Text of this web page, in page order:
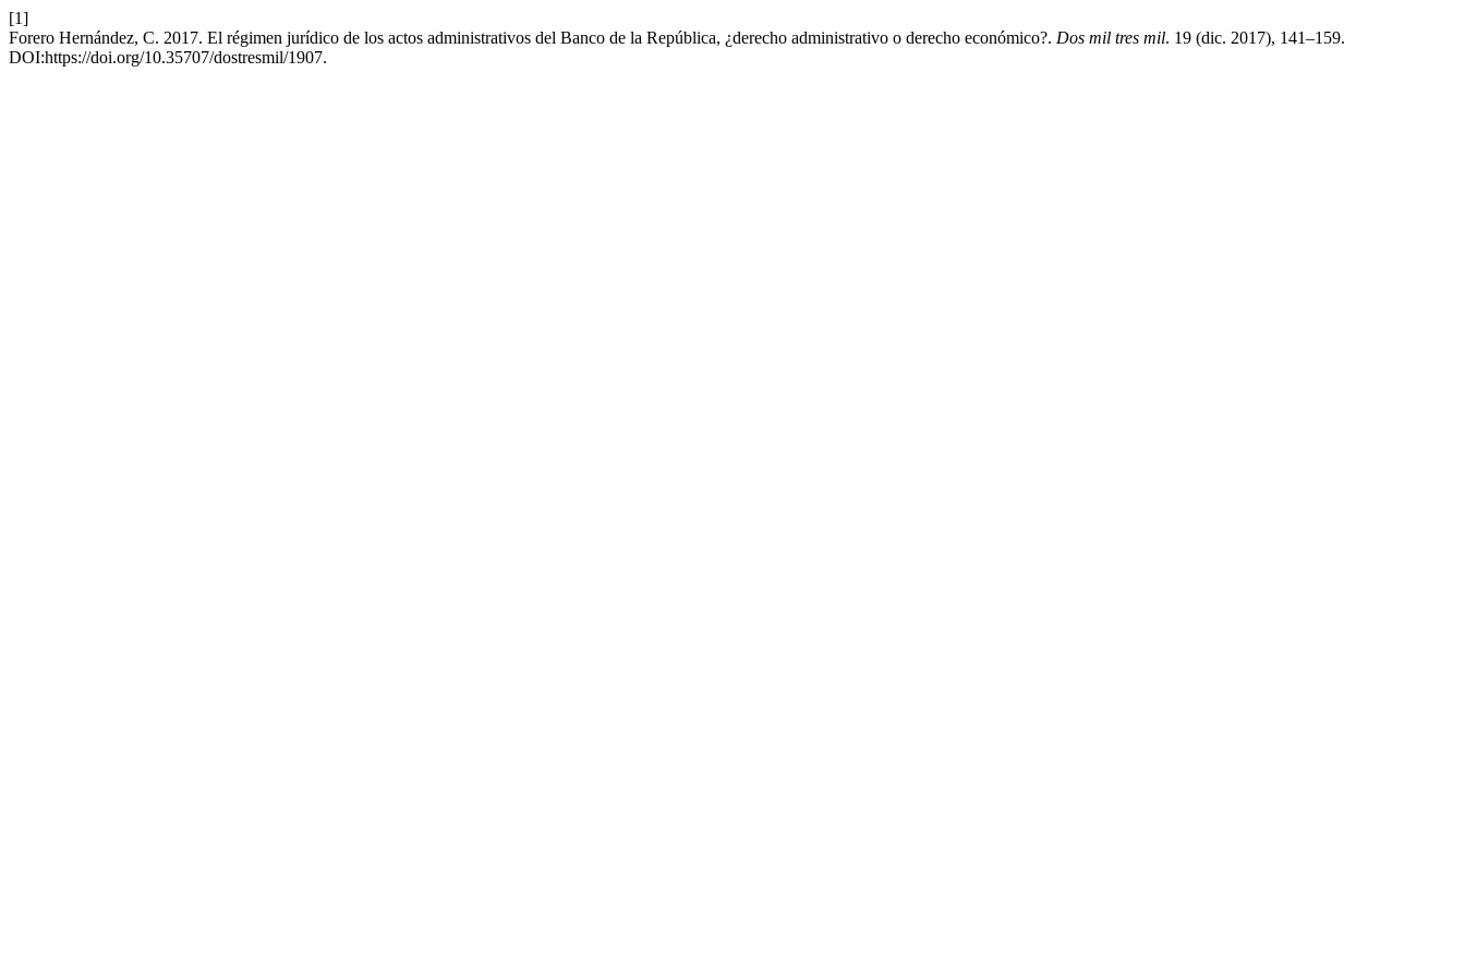
[1]
Forero Hernández, C. 2017. El régimen jurídico de los actos administrativos del Banco de la República, ¿derecho administrativo o derecho económico?. Dos mil tres mil. 19 (dic. 2017), 141–159.
DOI:https://doi.org/10.35707/dostresmil/1907.